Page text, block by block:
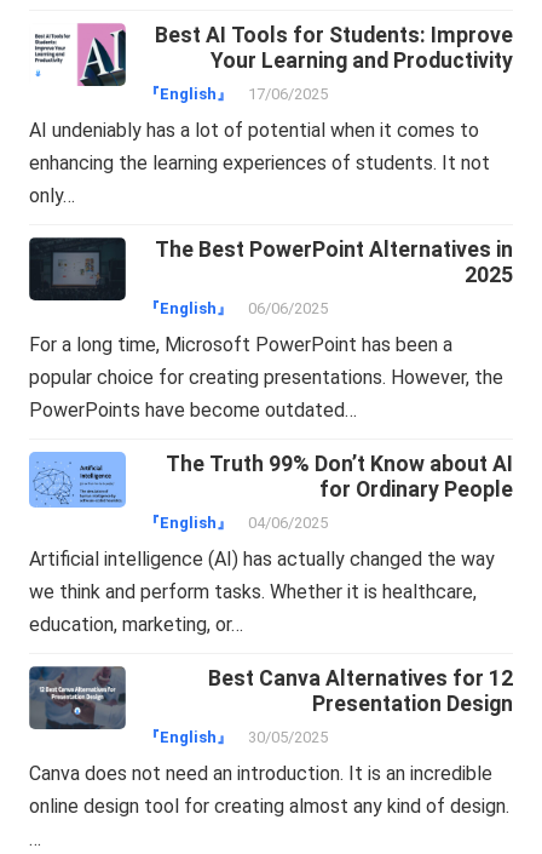
Best AI Tools for Students: Improve
Your Learning and Productivity
『English』 17/06/2025
AI undeniably has a lot of potential when it comes to
enhancing the learning experiences of students. It not
only…
The Best PowerPoint Alternatives in
2025
『English』 06/06/2025
For a long time, Microsoft PowerPoint has been a
popular choice for creating presentations. However, the
PowerPoints have become outdated…
The Truth 99% Don’t Know about AI
for Ordinary People
『English』 04/06/2025
Artificial intelligence (AI) has actually changed the way
we think and perform tasks. Whether it is healthcare,
education, marketing, or…
12 Best Canva Alternatives for
Presentation Design
『English』 30/05/2025
Canva does not need an introduction. It is an incredible
online design tool for creating almost any kind of design.
…